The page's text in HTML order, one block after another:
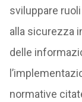
sviluppare
alla sicurezza
delle
normative